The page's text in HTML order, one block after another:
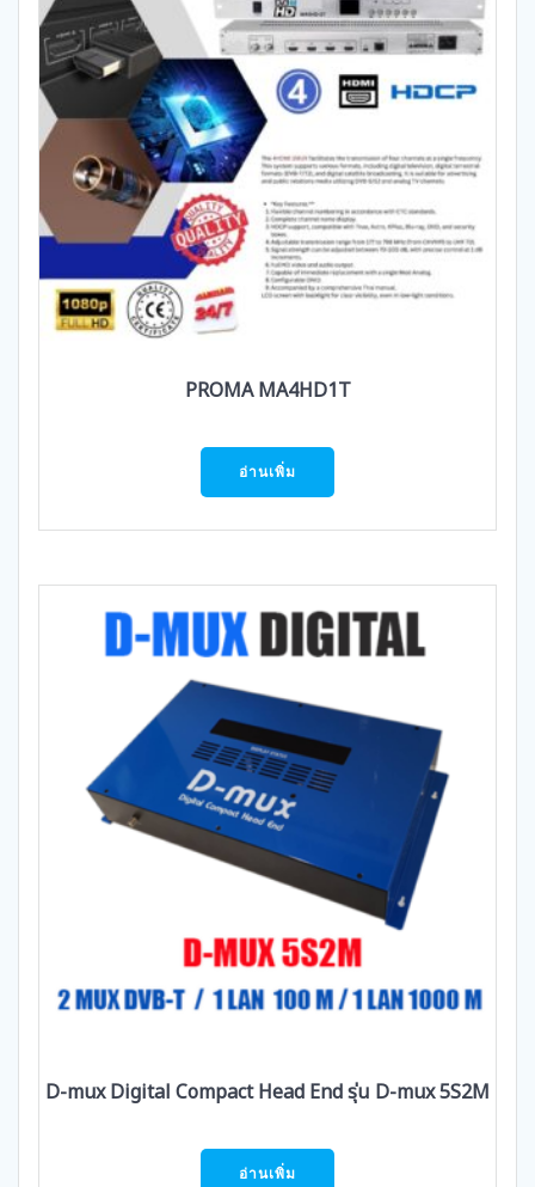
PROMA MA4HD1T
อ่านเพิ่ม
D-mux Digital Compact Head End รุ่น D-mux 5S2M
อ่านเพิ่ม